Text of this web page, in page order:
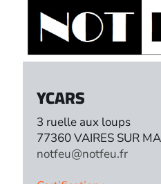
YCARS
3 ruelle aux loups
77360 VAIRES SUR
notfeu@notfeu.fr